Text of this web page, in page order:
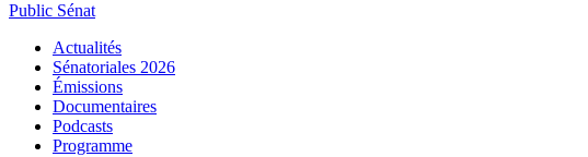
Public Sénat
Actualités
Sénatoriales 2026
Émissions
Documentaires
Podcasts
Programme